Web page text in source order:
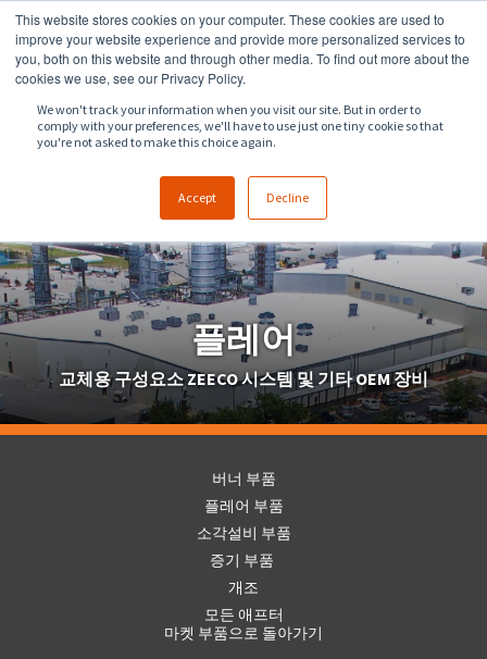
This website stores cookies on your computer. These cookies are used to
improve your website experience and provide more personalized services to
you, both on this website and through other media. To find out more about the
cookies we use, see our Privacy Policy.
We won't track your information when you visit our site. But in order to
comply with your preferences, we'll have to use just one tiny cookie so that
you're not asked to make this choice again.
Accept Decline
918.258.8551 sales@zeeco.com
플레어
교체용 구성요소 ZEECO 시스템 및 기타 OEM 장비
버너 부품
플레어 부품
소각설비 부품
증기 부품
개조
모든 애프터
마켓 부품으로 돌아가기